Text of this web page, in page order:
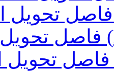
فاصل تحويل الخط (